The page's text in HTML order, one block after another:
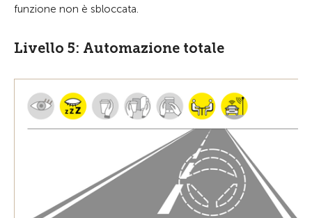
funzione non è sbloccata.
Livello 5: Automazione totale